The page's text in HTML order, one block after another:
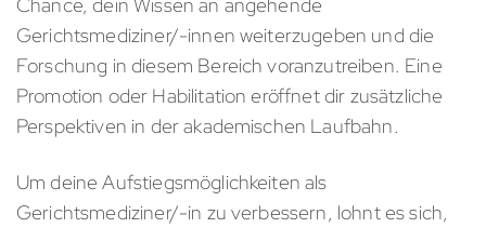
Gerichtsmediziner/-innen weiterzugeben und die
Forschung in diesem Bereich voranzutreiben. Eine
Promotion oder Habilitation eröffnet dir zusätzliche
Perspektiven in der akademischen Laufbahn.
Um deine Aufstiegsmöglichkeiten als
Gerichtsmediziner/-in zu verbessern, lohnt es sich,